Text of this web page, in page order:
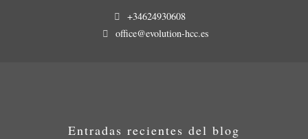
+34624930608
office@evolution-hcc.es
Entradas recientes del blog